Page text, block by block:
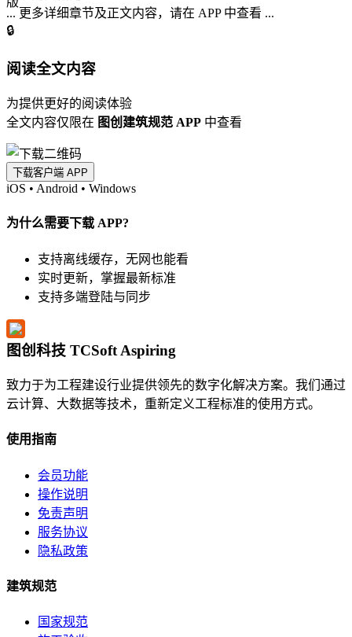
... 更多详细章节及正文内容，请在 APP 中查看 ...
🔒
阅读全文内容
为提供更好的阅读体验
全文内容仅限在 图创建筑规范 APP 中查看
下载客户端 APP
iOS • Android • Windows
为什么需要下载 APP?
支持离线缓存，无网也能看
实时更新，掌握最新标准
支持多端登陆与同步
图创科技 TCSoft Aspiring
致力于为工程建设行业提供领先的数字化解决方案。我们通过
云计算、大数据等技术，重新定义工程标准的使用方式。
使用指南
会员功能
操作说明
免责声明
服务协议
隐私政策
建筑规范
国家规范